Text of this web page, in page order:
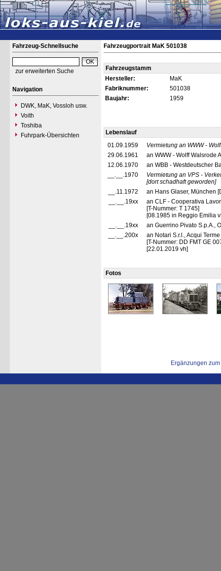
Fahrzeug-Schnellsuche
zur erweiterten Suche
Navigation
DWK, MaK, Vossloh usw.
Voith
Toshiba
Fuhrpark-Übersichten
Fahrzeugportrait MaK 501038
Fahrzeugstamm
Hersteller:
MaK
Fabriknummer:
501038
Baujahr:
1959
Lebenslauf
01.09.1959
Vermietung an WWW -
29.06.1961
an WWW - Wolff Walsrode
12.06.1970
an WBB - Westdeutscher
__.__.1970
Vermietung an VPS -
[dort schadhaft geworden]
__.11.1972
an Hans Glaser, München
__.__.19xx
an CLF - Cooperativa
[T-Nummer: T 1745]
[08.1985 in Reggio Emilia
__.__.19xx
an Guerrino Pivato S.p.A.,
__.__.200x
an Notari S.r.l., Acqui
[T-Nummer: DD FMT GE
[22.01.2019 vh]
Fotos
Ergänzungen